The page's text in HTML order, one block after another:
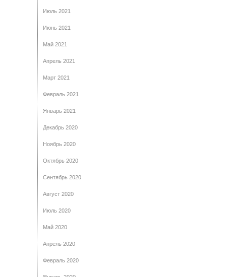
Июль 2021
Июнь 2021
Май 2021
Апрель 2021
Март 2021
Февраль 2021
Январь 2021
Декабрь 2020
Ноябрь 2020
Октябрь 2020
Сентябрь 2020
Август 2020
Июль 2020
Май 2020
Апрель 2020
Февраль 2020